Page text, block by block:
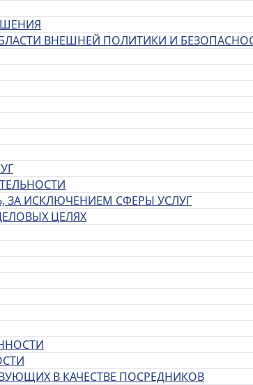
ВНЕШНЕЙ ПОЛИТИКИ И
ЗА ИСКЛЮЧЕНИЕМ СФЕРЫ УСЛУГ
ЦЕЛЯХ
В КАЧЕСТВЕ ПОСРЕДНИКОВ